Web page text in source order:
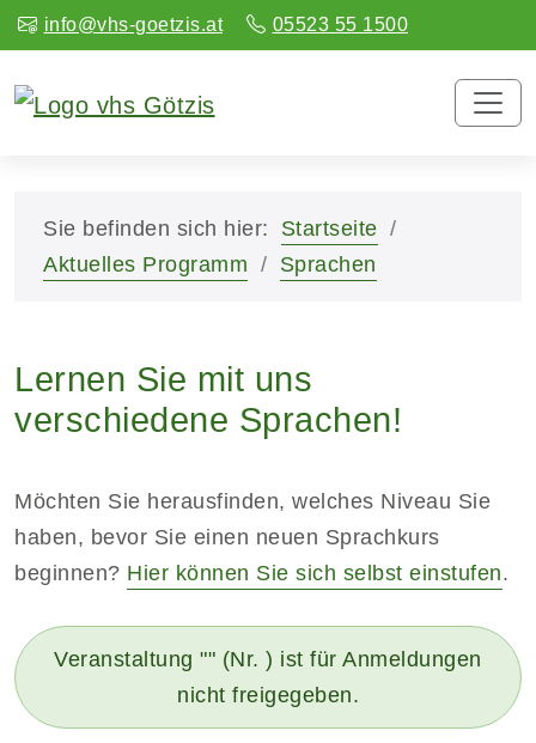
info@vhs-goetzis.at 05523 55 1500
Sie befinden sich hier:
Startseite
Aktuelles Programm
Sprachen
Lernen Sie mit uns
verschiedene Sprachen!
Möchten Sie herausfinden, welches Niveau Sie
haben, bevor Sie einen neuen Sprachkurs
beginnen? Hier können Sie sich selbst einstufen.
Veranstaltung "" (Nr. ) ist für Anmeldungen
nicht freigegeben.